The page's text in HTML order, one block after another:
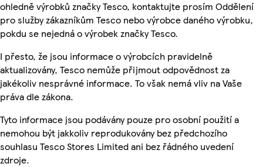
ohledně výrobků značky Tesco, kontaktujte prosím Oddělení
pro služby zákazníkům Tesco nebo výrobce daného výrobku,
pokdu se nejedná o výrobek značky Tesco.
I přesto, že jsou informace o výrobcích pravidelně
aktualizovány, Tesco nemůže přijmout odpovědnost za
jakékoliv nesprávné informace. To však nemá vliv na Vaše
práva dle zákona.
Tyto informace jsou podávány pouze pro osobní použití a
nemohou být jakkoliv reprodukovány bez předchozího
souhlasu Tesco Stores Limited ani bez řádného uvedení
zdroje.